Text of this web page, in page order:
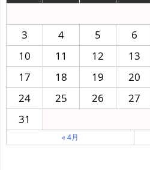
3
4 5 6
10
11 12 13
17
18 19 20
24
25 26 27
31
« 4月